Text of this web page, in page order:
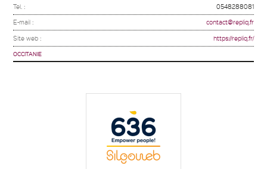
Tel. : 0548288081
E-mail : contact@repliq.fr
Site web : https://repliq.fr/
OCCITANIE